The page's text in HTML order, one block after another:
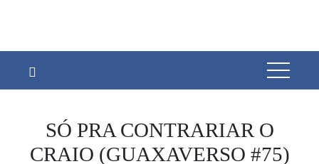
SÓ PRA CONTRARIAR O
CRAIO (GUAXAVERSO #75)